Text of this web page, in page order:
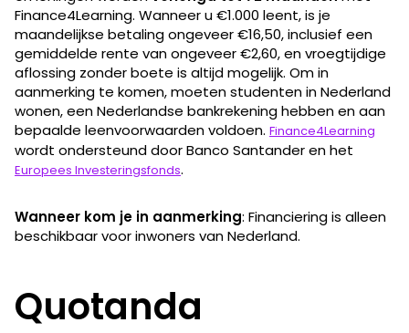
Finance4Learning. Wanneer u €1.000 leent, is je
maandelijkse betaling ongeveer €16,50, inclusief een
gemiddelde rente van ongeveer €2,60, en vroegtijdige
aflossing zonder boete is altijd mogelijk. Om in
aanmerking te komen, moeten studenten in Nederland
wonen, een Nederlandse bankrekening hebben en aan
bepaalde leenvoorwaarden voldoen. Finance4Learning
wordt ondersteund door Banco Santander en het
Europees Investeringsfonds.
Wanneer kom je in aanmerking: Financiering is alleen
beschikbaar voor inwoners van Nederland.
Quotanda